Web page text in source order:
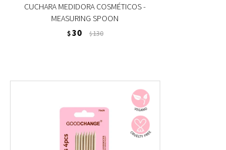
CUCHARA MEDIDORA COSMÉTICOS -
MEASURING SPOON
$ 30 $130